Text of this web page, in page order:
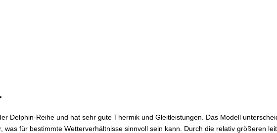
Delphin-Reihe und hat sehr gute Thermik und Gleitleistungen. Das Modell
was für bestimmte Wetterverhältnisse sinnvoll sein kann. Durch die relativ größeren